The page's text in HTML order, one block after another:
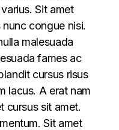
Sit amet
congue nisi.
malesuada
fames ac
cursus risus
lacus. A erat nam
cursus sit amet.
Sit amet